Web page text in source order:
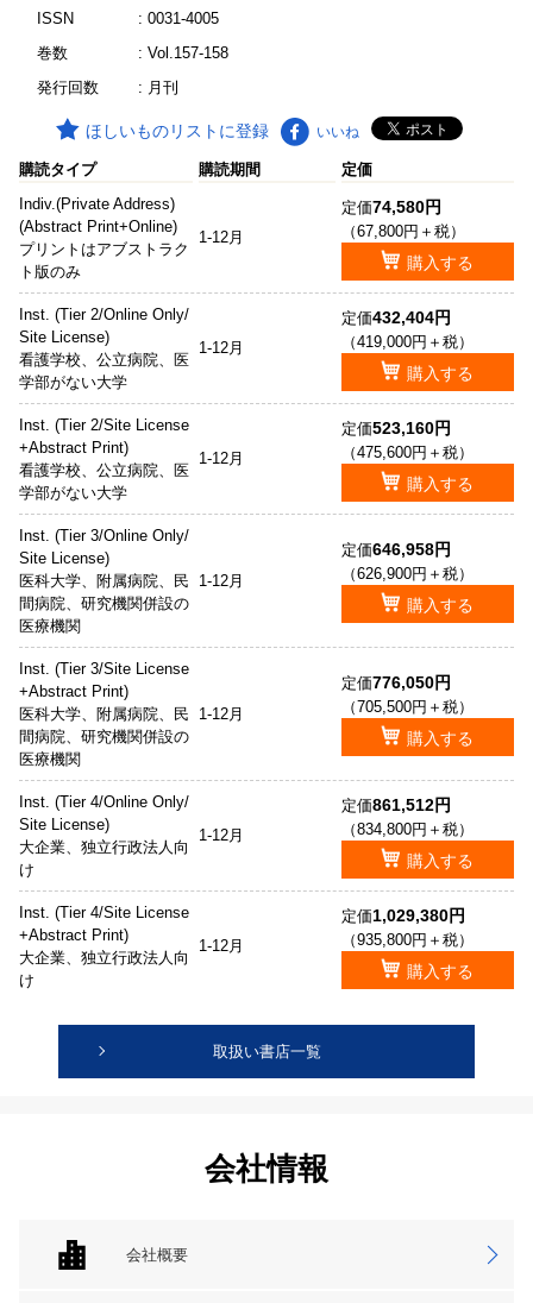
ISSN
: 0031-4005
巻数
: Vol.157-158
発行回数
: 月刊
ほしいものリストに登録 いいね
購読タイプ 購読期間
定価
Indiv.(Private Address)
(Abstract Print+Online)
プリントはアブストラク
ト版のみ
1-12月
定価74,580円
（67,800円＋税）
購入する
Inst. (Tier 2/Online Only/
Site License)
看護学校、公立病院、医
学部がない大学
1-12月
定価432,404円
（419,000円＋税）
購入する
Inst. (Tier 2/Site License
+Abstract Print)
看護学校、公立病院、医
学部がない大学
1-12月
定価523,160円
（475,600円＋税）
購入する
Inst. (Tier 3/Online Only/
Site License)
医科大学、附属病院、民
間病院、研究機関併設の
医療機関
1-12月
定価646,958円
（626,900円＋税）
購入する
Inst. (Tier 3/Site License
+Abstract Print)
医科大学、附属病院、民
間病院、研究機関併設の
医療機関
1-12月
定価776,050円
（705,500円＋税）
購入する
Inst. (Tier 4/Online Only/
Site License)
大企業、独立行政法人向
け
1-12月
定価861,512円
（834,800円＋税）
購入する
Inst. (Tier 4/Site License
+Abstract Print)
大企業、独立行政法人向
け
1-12月
定価1,029,380円
（935,800円＋税）
購入する
取扱い書店一覧
会社情報
会社概要